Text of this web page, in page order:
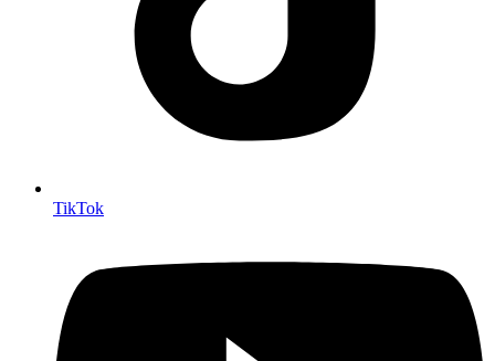
TikTok